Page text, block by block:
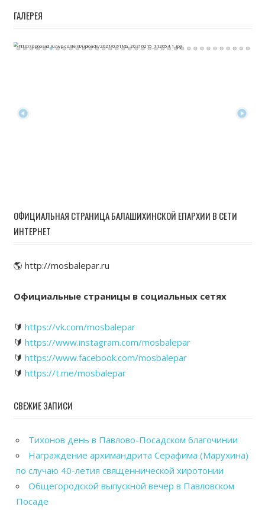
ГАЛЕРЕЯ
ОФИЦИАЛЬНАЯ СТРАНИЦА БАЛАШИХИНСКОЙ ЕПАРХИИ В СЕТИ
ИНТЕРНЕТ
🌎 http://mosbalepar.ru
Официальные страницы в социальных сетях
🔰 https://vk.com/mosbalepar
🔰 https://www.instagram.com/mosbalepar
🔰 https://www.facebook.com/mosbalepar
🔰 https://t.me/mosbalepar
СВЕЖИЕ ЗАПИСИ
Тихонов день в Павлово-Посадском благочинии
Награждение архимандрита Серафима (Марухина)
по случаю 40-летия священнической хиротонии
Общегородской выпускной вечер в Павловском
Посаде